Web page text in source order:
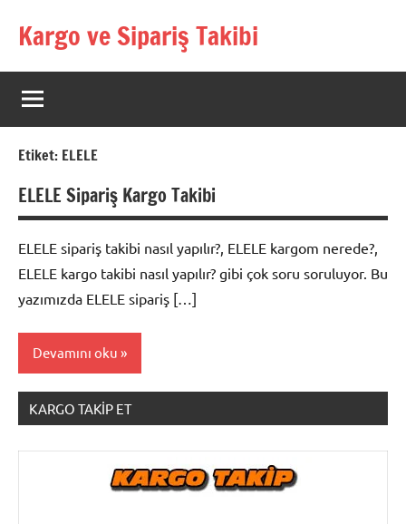
Kargo ve Sipariş Takibi
Kargo
Takip
Rehberi
Etiket: ELELE
ELELE Sipariş Kargo Takibi
ELELE sipariş takibi nasıl yapılır?, ELELE kargom nerede?,
ELELE kargo takibi nasıl yapılır? gibi çok soru soruluyor. Bu
yazımızda ELELE sipariş […]
Devamını oku
Kargo
Takip
KARGO TAKIP ET